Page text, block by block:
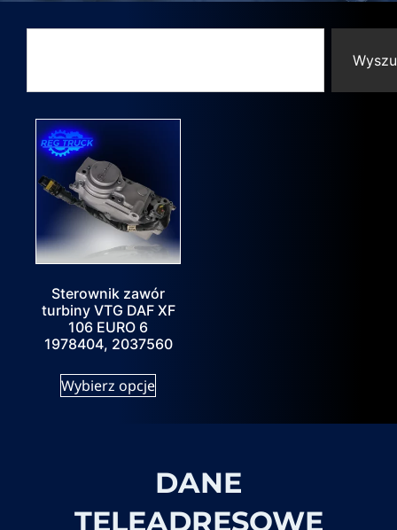
Sterownik zawór
turbiny VTG DAF XF
106 EURO 6
1978404, 2037560
Wybierz opcje
DANE
TELEADRESOWE